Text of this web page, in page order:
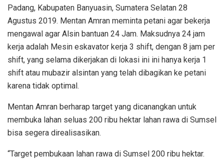
Padang, Kabupaten Banyuasin, Sumatera Selatan 28
Agustus 2019. Mentan Amran meminta petani agar bekerja
mengawal agar Alsin bantuan 24 Jam. Maksudnya 24 jam
kerja adalah Mesin eskavator kerja 3 shift, dengan 8 jam per
shift, yang selama dikerjakan di lokasi ini ini hanya kerja 1
shift atau mubazir alsintan yang telah dibagikan ke petani
karena tidak optimal.
Mentan Amran berharap target yang dicanangkan untuk
membuka lahan seluas 200 ribu hektar lahan rawa di Sumsel
bisa segera direalisasikan.
“Target pembukaan lahan rawa di Sumsel 200 ribu hektar.